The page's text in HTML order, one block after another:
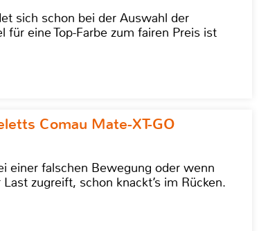
sich schon bei der Auswahl der
eine Top-Farbe zum fairen Preis ist
Comau Mate-XT-GO
einer falschen Bewegung oder wenn
zugreift, schon knackt’s im Rücken.